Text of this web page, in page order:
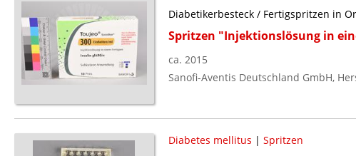
Diabetikerbesteck / Fertigspritzen in
Spritzen "Injektionslösung in
ca. 2015
Sanofi-Aventis Deutschland GmbH,
Diabetes mellitus | Spritzen